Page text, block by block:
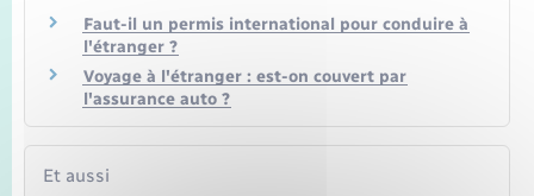
Faut-il un permis international pour conduire à
l'étranger ?
Voyage à l'étranger : est-on couvert par
l'assurance auto ?
Et aussi